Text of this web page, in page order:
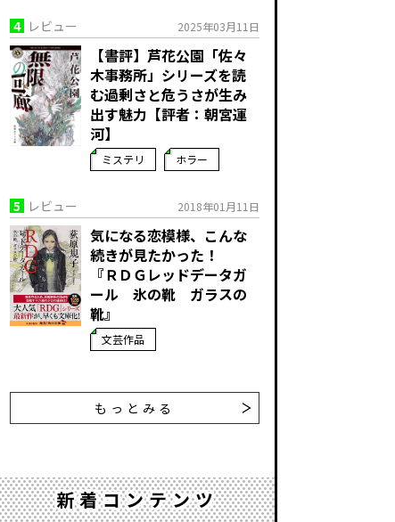
4 レビュー 2025年03月11日
【書評】芦花公園「佐々
木事務所」シリーズを読
む――過剰さと危うさが生み
出す魅力【評者：朝宮運
河】
ミステリ ホラー
5 レビュー 2018年01月11日
気になる恋模様、こんな
続きが見たかった！
『ＲＤＧレッドデータガ
ール 氷の靴 ガラスの
靴』
文芸作品
もっとみる
新着コンテンツ